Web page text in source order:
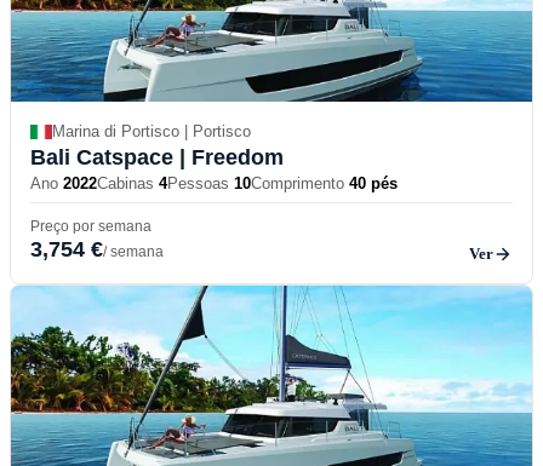
Marina di Portisco | Portisco
Bali Catspace | Freedom
Ano 2022Cabinas 4Pessoas 10Comprimento 40 pés
Preço por semana
3,754 €/ semana Ver